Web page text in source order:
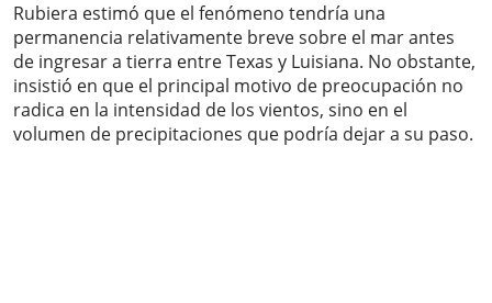
Rubiera estimó que el fenómeno tendría una
permanencia relativamente breve sobre el mar antes
de ingresar a tierra entre Texas y Luisiana. No obstante,
insistió en que el principal motivo de preocupación no
radica en la intensidad de los vientos, sino en el
volumen de precipitaciones que podría dejar a su paso.